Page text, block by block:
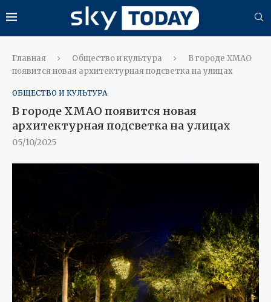
Главная Общество и культура
В городе ХМАО
появится новая архитектурная подсветка на улицах
ОБЩЕСТВО И КУЛЬТУРА
В городе ХМАО появится новая
архитектурная подсветка на улицах
05/10/2025